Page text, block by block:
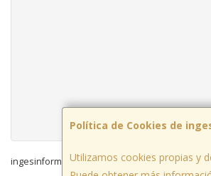
Política de Cookies de
Utilizamos cookies propias y
ingesinformatica.es © 2026